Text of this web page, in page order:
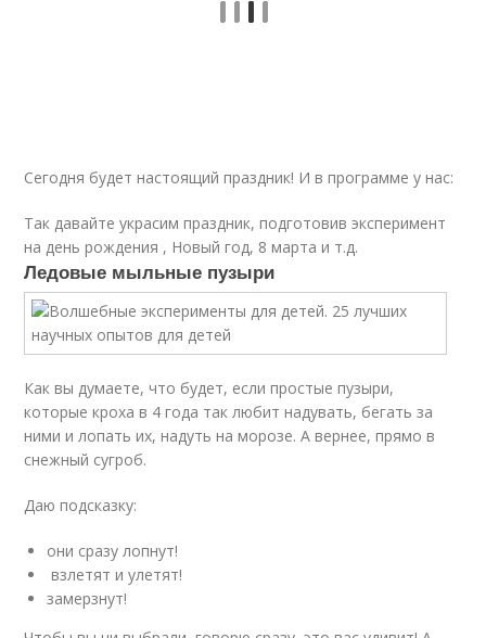
Сегодня будет настоящий праздник! И в программе у нас:
Так давайте украсим праздник, подготовив эксперимент
на день рождения , Новый год, 8 марта и т.д.
Ледовые мыльные пузыри
Как вы думаете, что будет, если простые пузыри,
которые кроха в 4 года так любит надувать, бегать за
ними и лопать их, надуть на морозе. А вернее, прямо в
снежный сугроб.
Даю подсказку:
они сразу лопнут!
взлетят и улетят!
замерзнут!